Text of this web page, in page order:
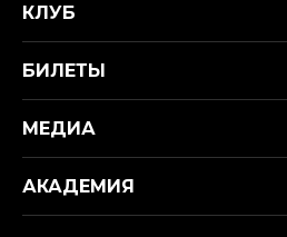
КЛУБ
БИЛЕТЫ
МЕДИА
АКАДЕМИЯ